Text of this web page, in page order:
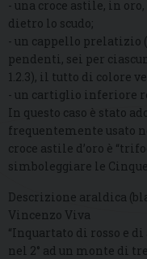
- una croce astile, in
dietro lo scudo;
- un cappello prelatizio
pendenti, sei per
1.2.3), il tutto di colore
- un cartiglio inferiore
In questo caso è stato
frequentemente usato
croce astile d’oro è
simboleggiare le
Descrizione araldica
Vincenzo Viva
“Inquartato di rosso e di
nel 2° ad un monte di